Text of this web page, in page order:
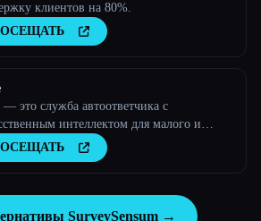
клиентов на 80%.
— это служба автоответчика с
интеллектом для малого и
бизнеса.
SurveySensum →